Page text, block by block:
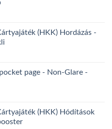
Ft.
(HKK) Hordázás -
page - Non-Glare -
(HKK) Hódítások